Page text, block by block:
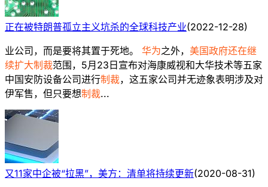
正在被特朗普孤立主义坑杀的全球科技产业(2022-12-28)
业公司，而是要将其置于死地。 华为之外， 美国政府还在继
续扩大制裁范围，5月23日宣布对海康威视和大华技术等五家
中国安防设备公司进行制裁，这五家公司并无迹象表明涉及对
伊军售，但只要想制裁...
又11家中企被“拉黑”，美方：清单将持续更新(2020-08-31)